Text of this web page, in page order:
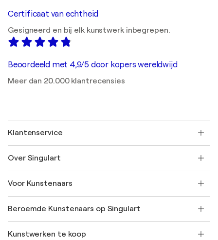
Certificaat van echtheid
Gesigneerd en bij elk kunstwerk inbegrepen.
Beoordeeld met 4,9/5 door kopers wereldwijd
Meer dan 20.000 klantrecensies
Klantenservice
Verzenden
SINGULART Cadeaubon
Neem deel aan ons handelsprogramma
Mijn Account
+31 20 241 4758
Over Singulart
Veelgestelde Vragen
Singulart Magazine
Werken bij SINGULART
Ontdek gecureerde originele kunst
Voor Kunstenaars
Inloggen als Artiest
Beroemde Kunstenaars op Singulart
Marc Chagall
Kunstwerken te koop